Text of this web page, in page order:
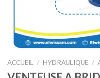
ACCUEIL / HYDRAULIQUE /